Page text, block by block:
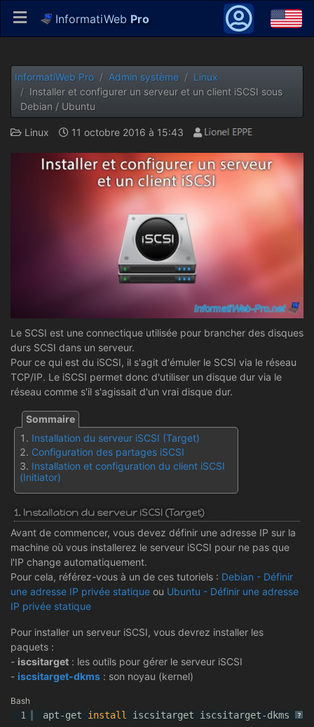
InformatiWeb Pro
InformatiWeb Pro Admin système
Linux
Installer et configurer un serveur et un client iSCSI sous
Debian / Ubuntu
Linux 11 octobre 2016 à 15:43
Le SCSI est une connectique utilisée pour brancher des disques
durs SCSI dans un serveur.
Pour ce qui est du iSCSI, il s'agit d'émuler le SCSI via le réseau
TCP/IP. Le iSCSI permet donc d'utiliser un disque dur via le
réseau comme s'il s'agissait d'un vrai disque dur.
Installation du serveur iSCSI (Target)
Configuration des partages iSCSI
Installation et configuration du client iSCSI
(Initiator)
1. Installation du serveur iSCSI (Target)
Avant de commencer, vous devez définir une adresse IP sur la
machine où vous installerez le serveur iSCSI pour ne pas que
l'IP change automatiquement.
Pour cela, référez-vous à un de ces tutoriels : Debian - Définir
une adresse IP privée statique ou Ubuntu - Définir une adresse
IP privée statique
Pour installer un serveur iSCSI, vous devrez installer les
paquets :
- iscsitarget : les outils pour gérer le serveur iSCSI
- iscsitarget-dkms : son noyau (kernel)
Bash
?
1 apt-get install iscsitarget iscsitarget-dkms